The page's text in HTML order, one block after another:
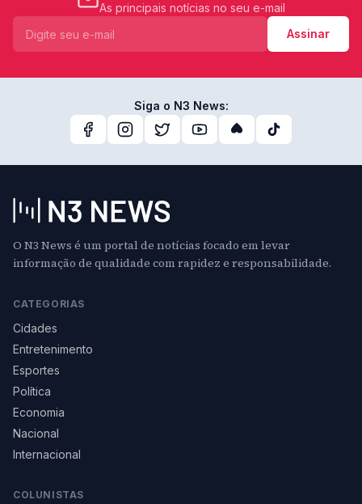
As principais notícias no seu e-mail
Assinar
Siga o N3 News:
O N3 News é um portal de notícias focado em levar
informação de qualidade com rapidez e responsabilidade.
CATEGORIAS
Cidades
Entretenimento
Esportes
Política
Economia
Nacional
Internacional
COLUNISTAS